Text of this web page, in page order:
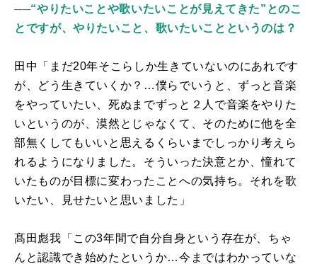
──“やりたいことや歌いたいことが見えてきた”とのこ
とですが、やりたいこと、歌いたいことというのは？
田中「まだ20年そこらしか生きていないのにあれです
が、どう生きていくか？…僕らでいうと、ずっと音楽
をやっていたい、死ぬまでずっと２人で音楽をやりた
いというのが、漠然とじゃなくて、そのために他を全
部無くしてもいいと思えるくらいまでしっかり考えら
れるようになりました。そういった決意とか、憧れて
いたものが目標に変わったことへの気持ち。それを歌
いたい、見せたいと思いました」
髙⽥彪我「この3年間で自分自身という存在が、ちゃ
んと認識でき始めたというか…今まではわかっていな